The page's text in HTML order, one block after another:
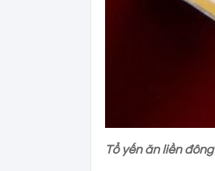
Tổ yến ăn liền